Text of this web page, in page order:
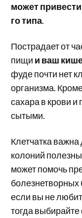
может
го типа.
Пострадает от
пищи и ваш
фуде почти нет
организма.
сахара в крови и
сытыми.
Клетчатка
колоний
может помочь
болезнетворных
если вы не
тогда